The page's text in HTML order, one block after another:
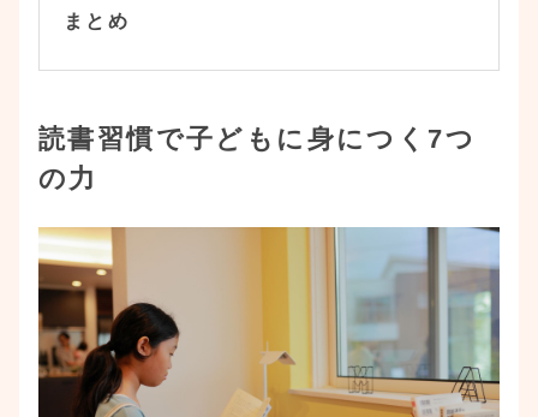
まとめ
読書習慣で子どもに身につく7つ
の力